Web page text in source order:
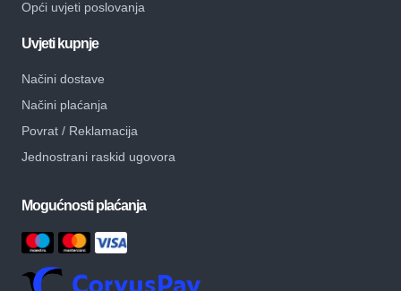
Opći uvjeti poslovanja
Uvjeti kupnje
Načini dostave
Načini plaćanja
Povrat / Reklamacija
Jednostrani raskid ugovora
Mogućnosti plaćanja